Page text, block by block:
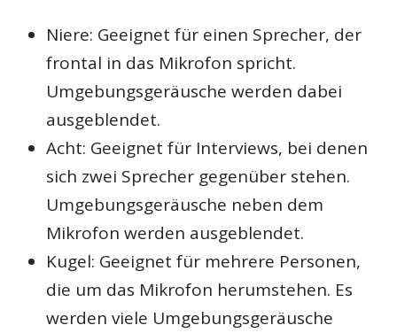
Niere: Geeignet für einen Sprecher, der
frontal in das Mikrofon spricht.
Umgebungsgeräusche werden dabei
ausgeblendet.
Acht: Geeignet für Interviews, bei denen
sich zwei Sprecher gegenüber stehen.
Umgebungsgeräusche neben dem
Mikrofon werden ausgeblendet.
Kugel: Geeignet für mehrere Personen,
die um das Mikrofon herumstehen. Es
werden viele Umgebungsgeräusche